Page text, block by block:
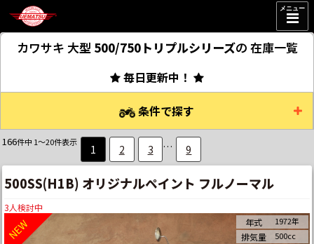
メニュー
カワサキ 大型 500/750トリプルシリーズの 在庫一覧
毎日更新中！
条件で探す
166件中 1～20件表示
1 2 3 … 9
500SS(H1B) オリジナルペイント フルノーマル
3人検討中
年式 1972年
排気量 500cc